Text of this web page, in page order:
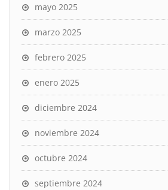
mayo 2025
marzo 2025
febrero 2025
enero 2025
diciembre 2024
noviembre 2024
octubre 2024
septiembre 2024